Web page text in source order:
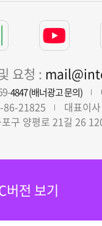
요청 :
4847 (배너광고 문의)
86-21825
대표이
구 양평로 21길 26
버전 보기